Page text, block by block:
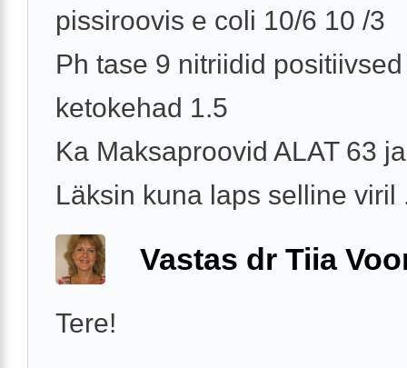
pissiroovis e coli 10/6 10 /3
Ph tase 9 nitriidid positiivsed
ketokehad 1.5
Ka Maksaproovid ALAT 63
Läksin kuna laps selline viril
Vastas dr Tiia
Tere!